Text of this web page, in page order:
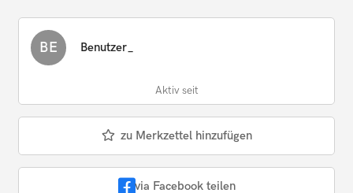
BE Benutzer_
Aktiv seit
zu Merkzettel hinzufügen
via Facebook teilen